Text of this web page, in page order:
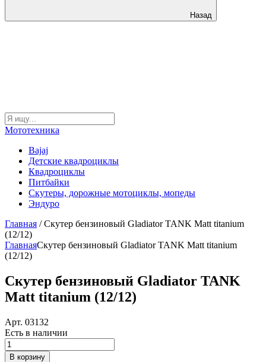
Назад
Мототехника
Bajaj
Детские квадроциклы
Квадроциклы
Питбайки
Скутеры, дорожные мотоциклы, мопеды
Эндуро
Главная / Скутер бензиновый Gladiator TANK Matt titanium
(12/12)
ГлавнаяСкутер бензиновый Gladiator TANK Matt titanium
(12/12)
Скутер бензиновый Gladiator TANK
Matt titanium (12/12)
Арт. 03132
Есть в наличии
Количество
товара
В корзину